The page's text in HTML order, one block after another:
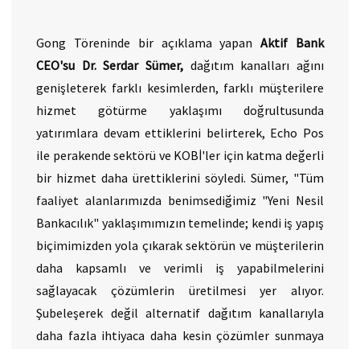
Gong Töreninde bir açıklama yapanAktif Bank
CEO'su Dr. Serdar Sümer, dağıtım kanalları ağını
genişleterek farklı kesimlerden, farklı müşterilere
hizmet götürme yaklaşımı doğrultusunda
yatırımlara devam ettiklerini belirterek, Echo Pos
ile perakende sektörü ve KOBİ'ler için katma değerli
bir hizmet daha ürettiklerini söyledi. Sümer, "Tüm
faaliyet alanlarımızda benimsediğimiz "Yeni Nesil
Bankacılık" yaklaşımımızın temelinde; kendi iş yapış
biçimimizden yola çıkarak sektörün ve müşterilerin
daha kapsamlı ve verimli iş yapabilmelerini
sağlayacak çözümlerin üretilmesi yer alıyor.
Şubeleşerek değil alternatif dağıtım kanallarıyla
daha fazla ihtiyaca daha kesin çözümler sunmaya